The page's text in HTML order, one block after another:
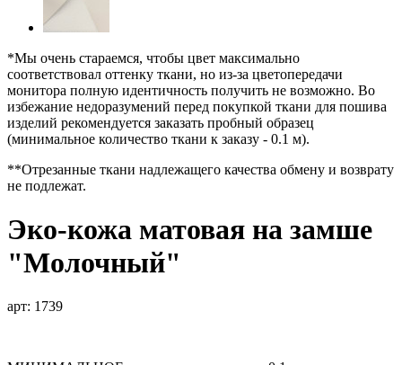
*Мы очень стараемся, чтобы цвет максимально
соответствовал оттенку ткани, но из-за цветопередачи
монитора полную идентичность получить не возможно. Во
избежание недоразумений перед покупкой ткани для пошива
изделий рекомендуется заказать пробный образец
(минимальное количество ткани к заказу - 0.1 м).
**Отрезанные ткани надлежащего качества обмену и возврату
не подлежат.
Эко-кожа матовая на замше
"Молочный"
арт: 1739